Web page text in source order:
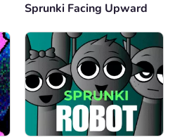
Sprunki Facing Upward